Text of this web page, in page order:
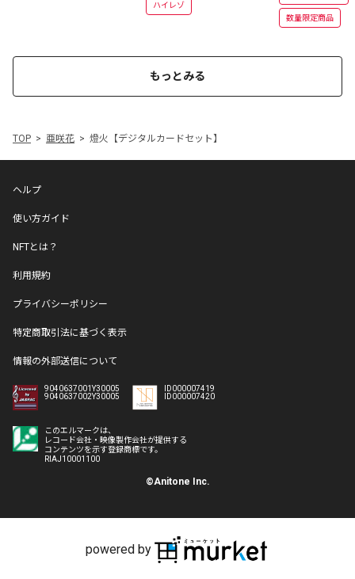
ハイレゾ
数量限定商品
もっとみる
TOP 亜咲花 燈火【デジタルカードセット】
ヘルプ
使い方ガイド
NFTとは？
利用規約
プライバシーポリシー
特定商取引法に基づく表示
情報の外部送信について
9040637001Y30005
9040637002Y30005
ID000007419
ID000007420
このエルマークは、
レコード会社・映像製作会社が提供する
コンテンツを示す登録商標です。
RIAJ10001100
©Anitone Inc.
powered by